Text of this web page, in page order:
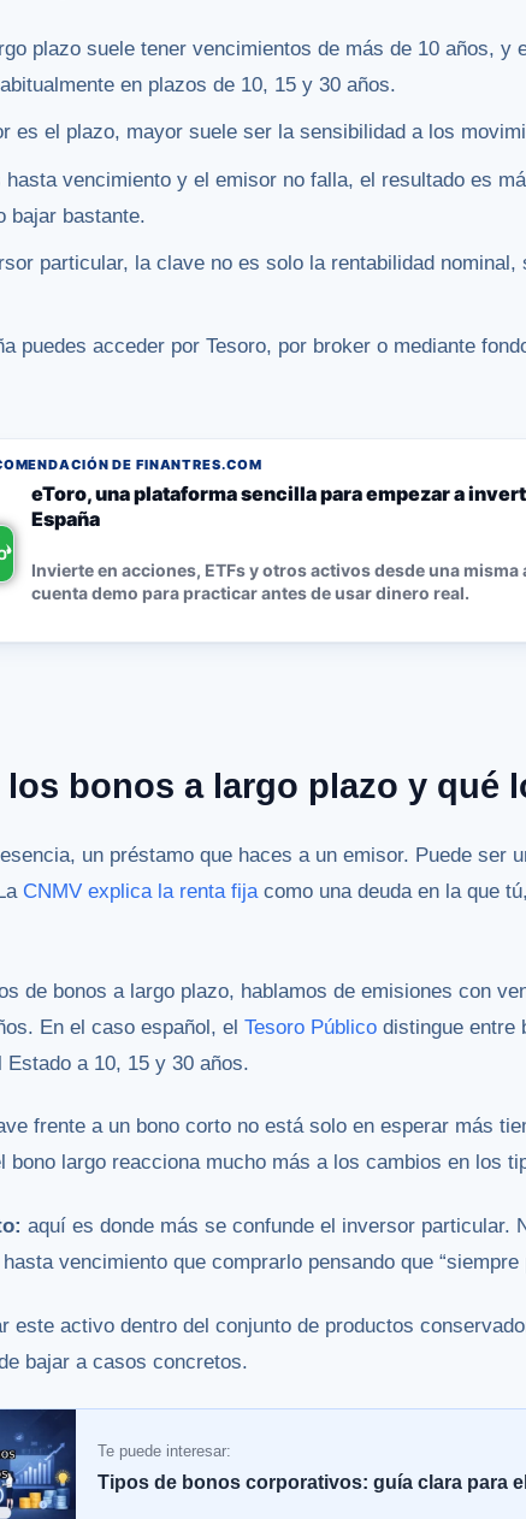
plazo suele tener vencimientos de más de 10 años, y
en plazos de 10, 15 y 30 años.
es el plazo, mayor suele ser la sensibilidad a los
hasta vencimiento y el emisor no falla, el resultado es
bajar bastante.
particular, la clave no es solo la rentabilidad
puedes acceder por Tesoro, por broker o mediante
DE FINANTRES.COM
eToro, una plataforma sencilla para empezar a
España
Invierte en acciones, ETFs y otros activos desde una misma
cuenta demo para practicar antes de usar dinero real.
los bonos a largo plazo y qué
un préstamo que haces a un emisor. Puede ser
CNMV explica la renta fija como una deuda en la que
de bonos a largo plazo, hablamos de emisiones con
En el caso español, el Tesoro Público distingue entre
Estado a 10, 15 y 30 años.
frente a un bono corto no está solo en esperar más
bono largo reacciona mucho más a los cambios en los
aquí es donde más se confunde el inversor particular.
vencimiento que comprarlo pensando que
este activo dentro del conjunto de productos
bajar a casos concretos.
Te puede interesar:
Tipos de bonos corporativos: guía clara para